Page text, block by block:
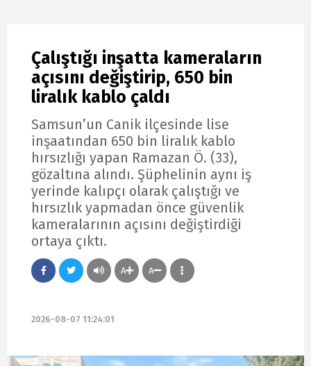
Çalıştığı inşatta kameraların
açısını değiştirip, 650 bin
liralık kablo çaldı
Samsun’un Canik ilçesinde lise
inşaatından 650 bin liralık kablo
hırsızlığı yapan Ramazan Ö. (33),
gözaltına alındı. Şüphelinin aynı iş
yerinde kalıpçı olarak çalıştığı ve
hırsızlık yapmadan önce güvenlik
kameralarının açısını değiştirdiği
ortaya çıktı.
A A
2026-08-07 11:24:01